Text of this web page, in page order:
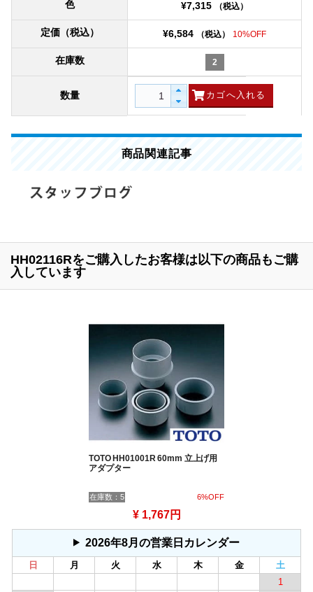
色 ¥7,315 （税込）
定価（税込） ¥6,584 （税込） 10%OFF
在庫数 2
数量
商品関連記事
HH02116Rをご購入したお客様は以下の商品もご購
入しています
TOTO HH01001R 60mm 立上げ用
アダプター
在庫数：5 6%OFF
¥ 1,767円
2026年8月の営業日カレンダー
日 月 火 水 木 金
土
1